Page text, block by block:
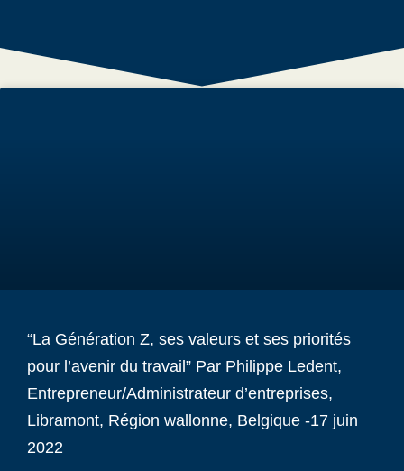
“La Génération Z, ses valeurs et ses priorités
pour l’avenir du travail” Par Philippe Ledent,
Entrepreneur/Administrateur d’entreprises,
Libramont, Région wallonne, Belgique -17 juin
2022